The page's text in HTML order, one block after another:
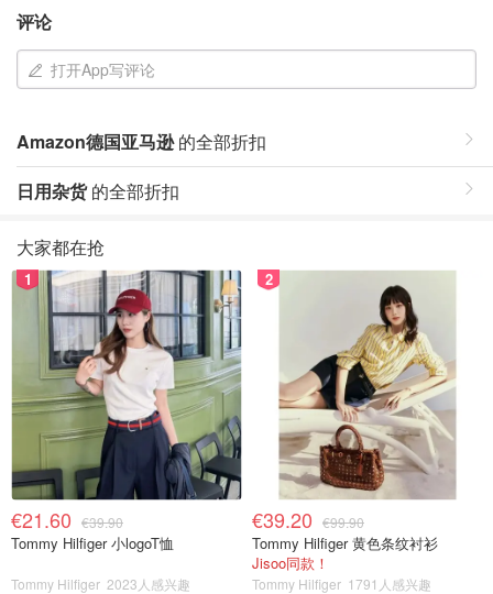
评论
打开App写评论
Amazon德国亚马逊的全部折扣
日用杂货的全部折扣
大家都在抢
1
€21.60 €39.90
Tommy Hilfiger 小logoT恤
Tommy Hilfiger 2023人感兴趣
2
€39.20 €99.90
Tommy Hilfiger 黄色条纹衬衫
Jisoo同款！
Tommy Hilfiger 1791人感兴趣